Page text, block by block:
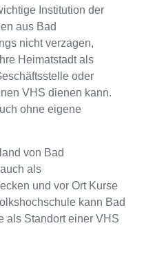
– Öffnungszeiten und
Angebote zu einem
Bad
Institution der
aus Bad
nicht verzagen,
Heimatstadt als
oder
VHS dienen kann.
ohne eigene
von Bad
als
und vor Ort Kurse
kann Bad
als Standort einer VHS